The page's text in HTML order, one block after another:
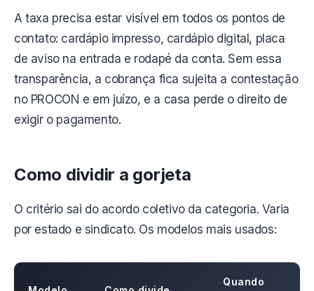
A taxa precisa estar visível em todos os pontos de
contato: cardápio impresso, cardápio digital, placa
de aviso na entrada e rodapé da conta. Sem essa
transparência, a cobrança fica sujeita a contestação
no PROCON e em juízo, e a casa perde o direito de
exigir o pagamento.
Como dividir a gorjeta
O critério sai do acordo coletivo da categoria. Varia
por estado e sindicato. Os modelos mais usados:
Quando